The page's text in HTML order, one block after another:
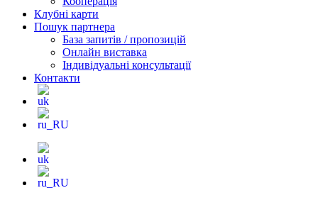
Клубні карти
Пошук партнера
База запитів / пропозицій
Онлайн виставка
Індивідуальні консультації
Контакти